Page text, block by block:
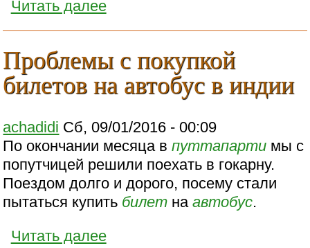
Читать далее
Проблемы с покупкой
билетов на автобус в индии
achadidi Сб, 09/01/2016 - 00:09
По окончании месяца впуттапарти мы с
попутчицей решили поехать в гокарну.
Поездом долго и дорого, посему стали
пытаться купить билет наавтобус.
Читать далее